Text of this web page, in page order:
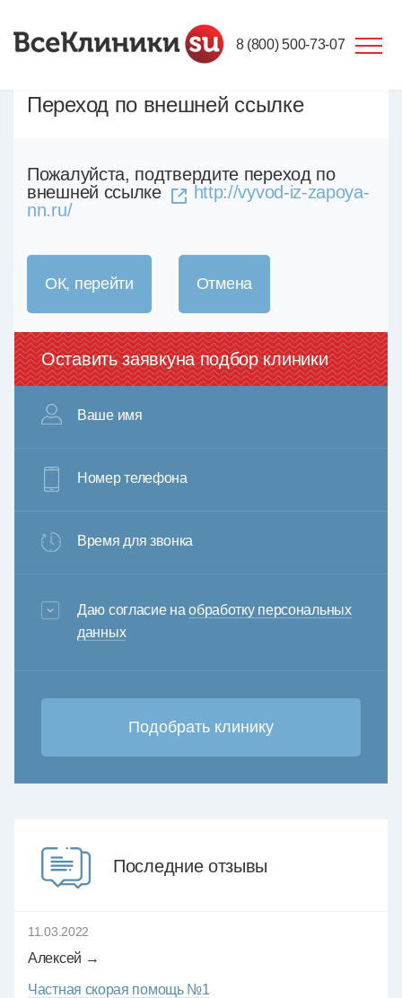
8 (800) 500-73-07
Переход по внешней ссылке
Пожалуйста, подтвердите переход по
внешней ссылке
http://vyvod-iz-zapoya-
nn.ru/
ОК, перейти Отмена
Оставить заявкуна подбор клиники
Ваше имя
Номер телефона
Время для звонка
3+6=
Даю согласие наобработку персональных
данных
Последние отзывы
11.03.2022
Алексей →
Частная скорая помощь №1